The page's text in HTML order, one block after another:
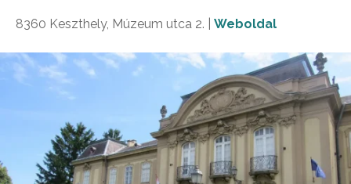
8360 Keszthely, Múzeum utca 2. | Weboldal